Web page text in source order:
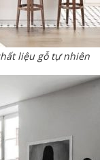
liệu gỗ tự nhiên